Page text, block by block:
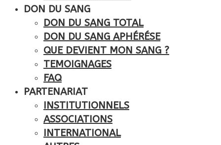
DON DU SANG
DON DU SANG TOTAL
DON DU SANG APHÉRÉSE
QUE DEVIENT MON SANG ?
TEMOIGNAGES
FAQ
PARTENARIAT
INSTITUTIONNELS
ASSOCIATIONS
INTERNATIONAL